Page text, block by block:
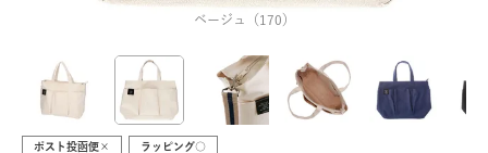
ベージュ（170）
ポスト投函便× ラッピング○